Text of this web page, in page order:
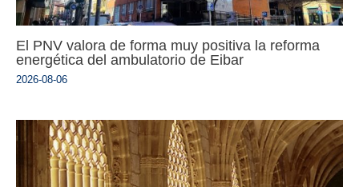
El PNV valora de forma muy positiva la reforma
energética del ambulatorio de Eibar
2026-08-06